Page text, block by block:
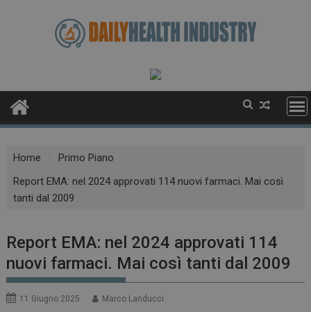
Home
Primo Piano
Report EMA: nel 2024 approvati 114 nuovi farmaci. Mai così
tanti dal 2009
Report EMA: nel 2024 approvati 114
nuovi farmaci. Mai così tanti dal 2009
11 Giugno 2025 Marco Landucci